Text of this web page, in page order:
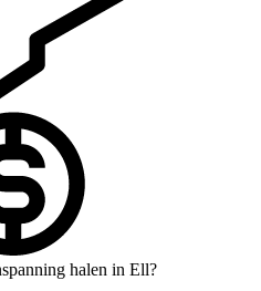
halen in Ell?